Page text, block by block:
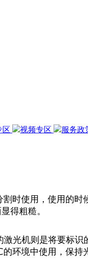
区 视频专区 服务政
割时使用，使用的时
得粗糙。
光机则是将要标
环境中使用，保持